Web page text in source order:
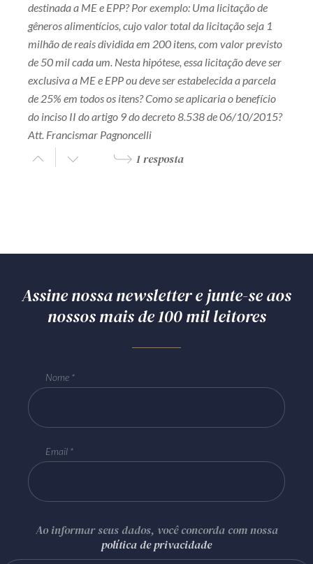
destinada a ME e EPP? Por exemplo: Uma licitação de
gêneros alimentícios, cujo valor total da licitação seja 1
milhão de reais dividida em 200 itens, com valor previsto
de 50 mil cada um. Nesta hipótese, essa licitação deve ser
exclusiva a ME e EPP ou deve ser estabelecida a parcela
de 25% em todos os itens? Como se aplicaria o benefício
do inciso II do artigo 9 do decreto 8.538 de 06/10/2015?
Att. Francismar Pagnoncelli
1 resposta
Assine nossa newsletter e junte-se aos
nossos mais de 100 mil leitores
Nome
Email
Ao informar seus dados, você concorda com nossa
política de privacidade